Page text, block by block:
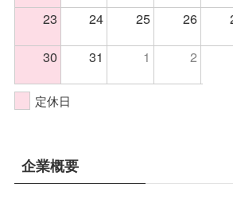
23
24 25 26
30
31 1 2
定休日
企業概要